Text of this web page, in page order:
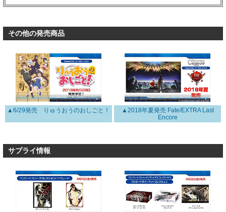
その他の発売商品
▲6/29発売 りゅうおうのおしごと！
▲2018年夏発売 Fate/EXTRA Last
Encore
サプライ情報